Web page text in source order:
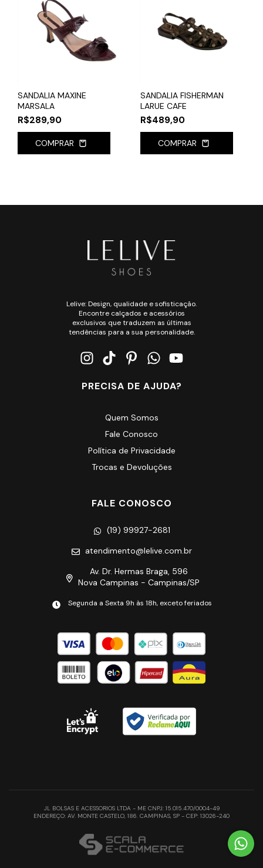
SANDALIA MAXINE
MARSALA
R$289,90
COMPRAR
SANDALIA FISHERMAN
LARUE CAFE
R$489,90
COMPRAR
Lelive: Design, qualidade e sofisticação.
Encontre calçados e acessórios
exclusivos que traduzem as últimas
tendências para a sua personalidade.
PRECISA DE AJUDA?
Quem Somos
Fale Conosco
Política de Privacidade
Trocas e Devoluções
FALE CONOSCO
(19) 99927-2681
atendimento@lelive.com.br
Av. Dr. Hermas Braga, 596
Nova Campinas - Campinas/SP
Segunda a Sexta 9h às 18h, exceto feriados
JL BOLSAS E ACESSORIOS LTDA - ME CNPJ: 15.015.470/0004-49
ENDEREÇO: AV. MONTE CASTELO, 186. CAMPINAS, SP - CEP: 13026-240